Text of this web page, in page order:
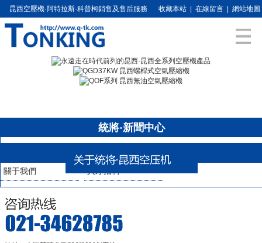
昆西空壓機·阿特拉斯-科普柯銷售及售后服務 收藏本站 在線留言 網站地圖
統將·新聞中心
關于我們 人才招聘